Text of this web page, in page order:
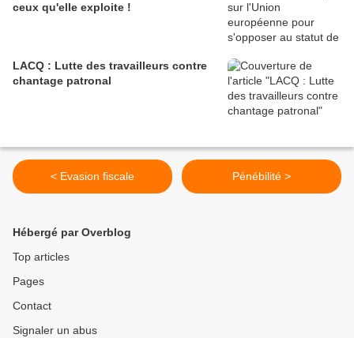
ceux qu'elle exploite !
LACQ : Lutte des travailleurs contre
chantage patronal
< Evasion fiscale Pénébilité >
Hébergé par Overblog
Top articles
Pages
Contact
Signaler un abus